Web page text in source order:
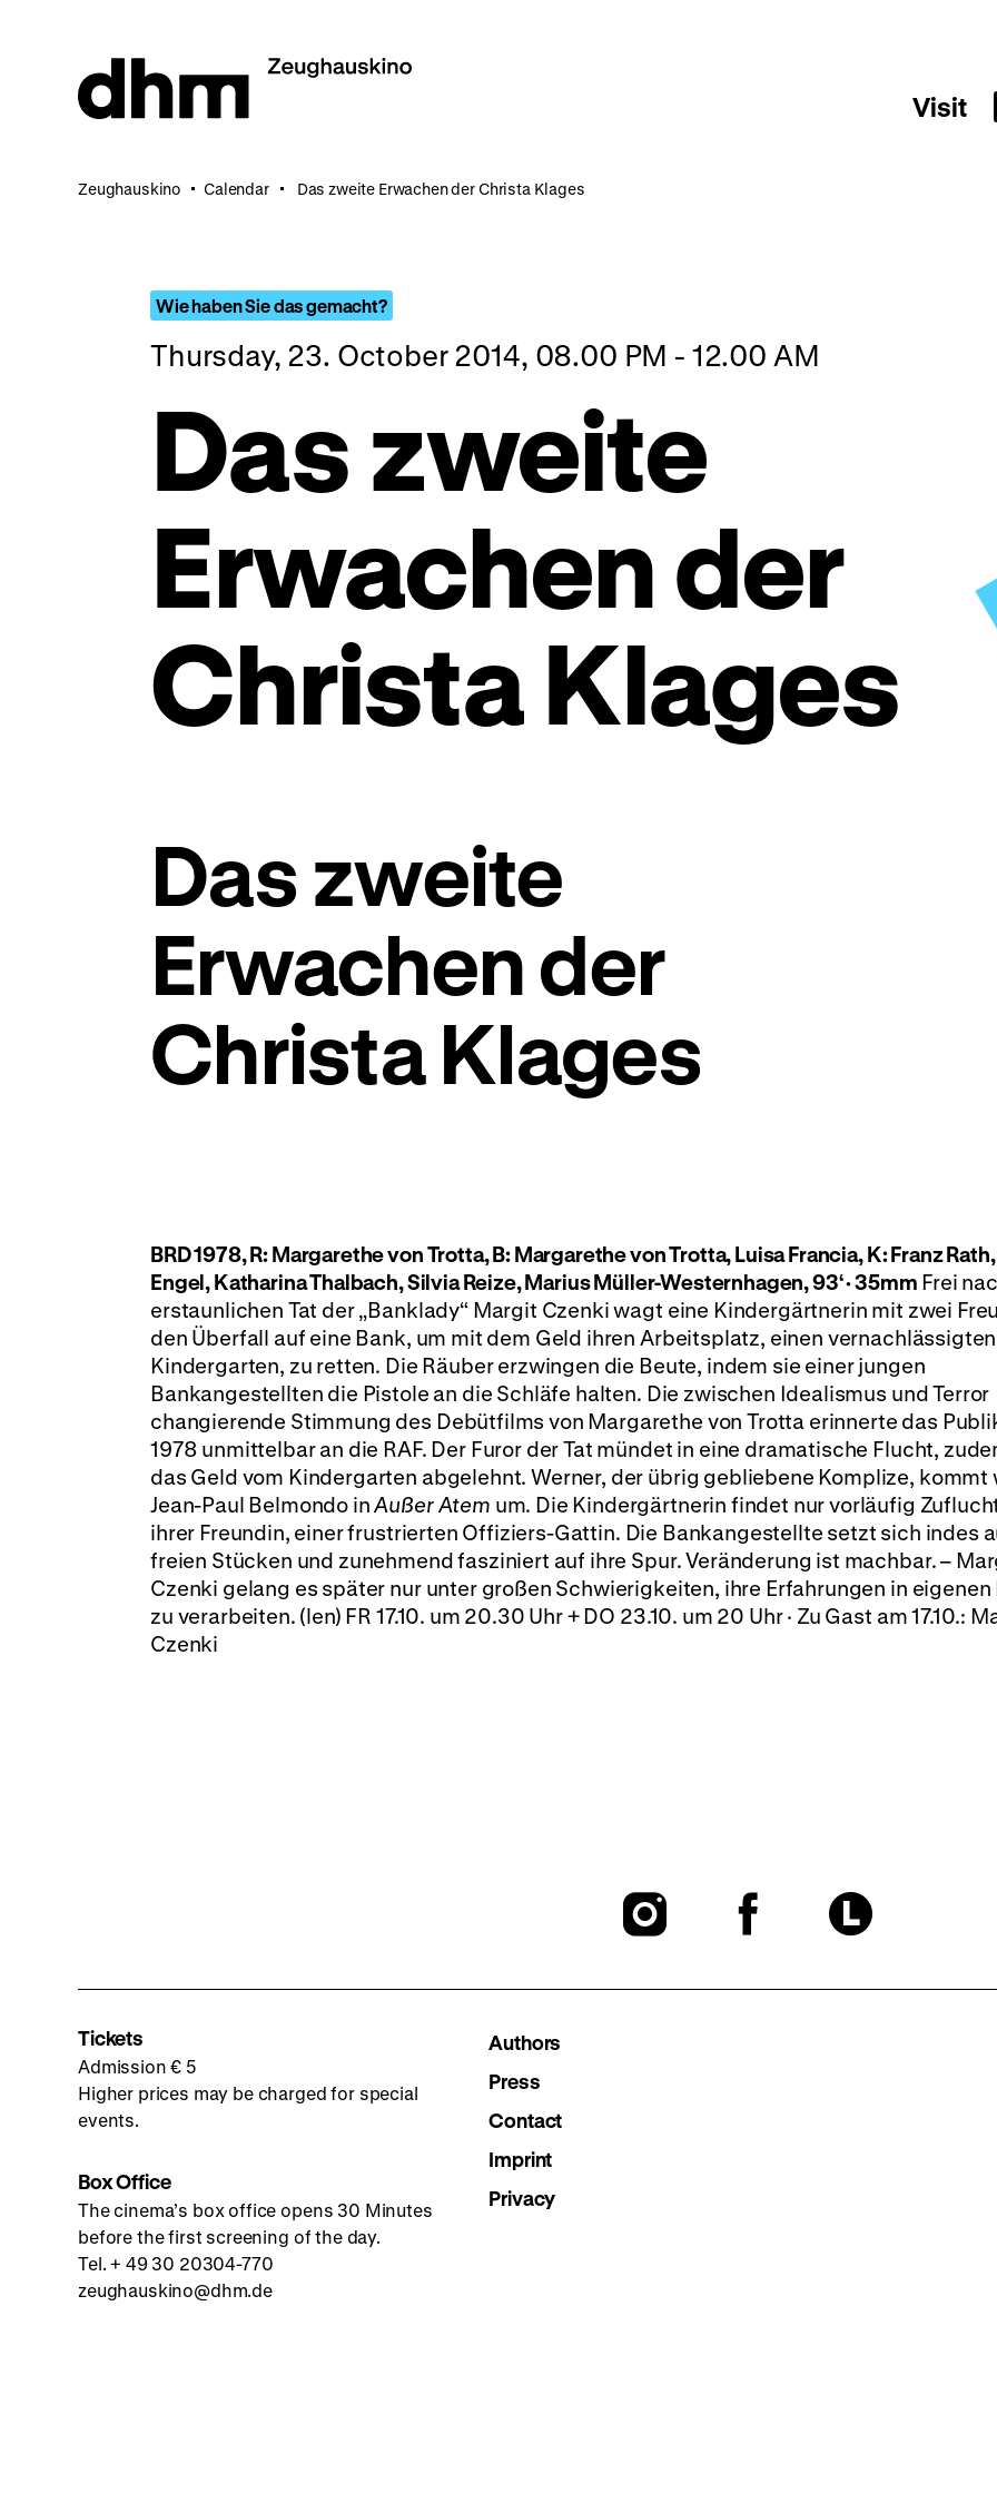
Visit
Zeughauskino Calendar Das zweite Erwachen der Christa Klages
Wie haben Sie das gemacht?
Thursday, 23. October 2014, 08.00 PM - 12.00 AM
Das zweite
Erwachen der
Christa Klages
Das zweite
Erwachen der
Christa Klages
BRD 1978, R: Margarethe von Trotta, B: Margarethe von Trotta, Luisa Francia, K: Franz
Engel, Katharina Thalbach, Silvia Reize, Marius Müller-Westernhagen, 93‘ · 35mm Frei
erstaunlichen Tat der „Banklady“ Margit Czenki wagt eine Kindergärtnerin mit zwei
den Überfall auf eine Bank, um mit dem Geld ihren Arbeitsplatz, einen vernachlässigten
Kindergarten, zu retten. Die Räuber erzwingen die Beute, indem sie einer jungen
Bankangestellten die Pistole an die Schläfe halten. Die zwischen Idealismus und Terror
changierende Stimmung des Debütfilms von Margarethe von Trotta erinnerte das
1978 unmittelbar an die RAF. Der Furor der Tat mündet in eine dramatische Flucht,
das Geld vom Kindergarten abgelehnt. Werner, der übrig gebliebene Komplize, kommt
Jean-Paul Belmondo inAußer Atem um. Die Kindergärtnerin findet nur vorläufig
ihrer Freundin, einer frustrierten Offiziers-Gattin. Die Bankangestellte setzt sich indes
freien Stücken und zunehmend fasziniert auf ihre Spur. Veränderung ist machbar. –
Czenki gelang es später nur unter großen Schwierigkeiten, ihre Erfahrungen in eigenen
zu verarbeiten. (len) FR 17.10. um 20.30 Uhr + DO 23.10. um 20 Uhr · Zu Gast am 17.10.:
Czenki
To
To
To
Tickets
Admission € 5
Higher prices may be charged for special
events.
Box Office
The cinema’s box office opens 30 Minutes
before the first screening of the day.
Tel. + 49 30 20304-770
zeughauskino@dhm.de
Authors
Press
Contact
Imprint
Privacy